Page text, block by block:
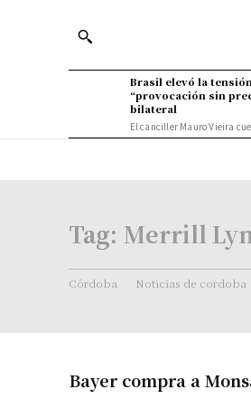
Brasil elevó la
“provocación sin
bilateral
El canciller Mauro Vieira
Tag: Merrill
Córdoba Noticias de cordoba
Bayer compra a